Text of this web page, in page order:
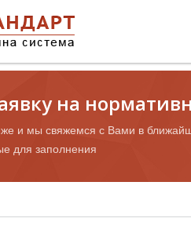
на
и мы свяжемся с Вами в
для заполнения